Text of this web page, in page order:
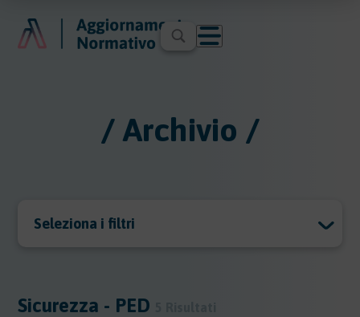
/ Archivio /
Seleziona i filtri
Sicurezza - PED